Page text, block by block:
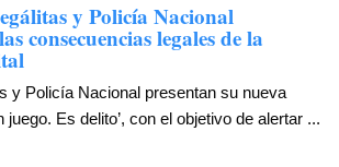
y Policía Nacional
consecuencias legales de la
y Policía Nacional presentan su nueva
juego. Es delito’, con el objetivo de alertar ...